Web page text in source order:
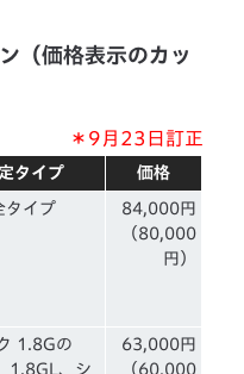
（価格表示のカッ
＊9月23日訂正
タイプ 価格
タイプ
84,000円
（80,000
円）
1.8Gの
1.8GL、シ
63,000円
（60,000